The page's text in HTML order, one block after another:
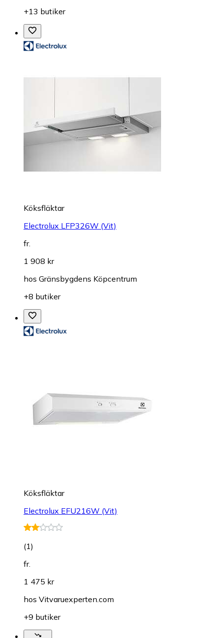
+13 butiker
Köksfläktar
Electrolux LFP326W (Vit)
fr.
1 908 kr
hos Gränsbygdens Köpcentrum
+8 butiker
Köksfläktar
Electrolux EFU216W (Vit)
(1)
fr.
1 475 kr
hos Vitvaruexperten.com
+9 butiker